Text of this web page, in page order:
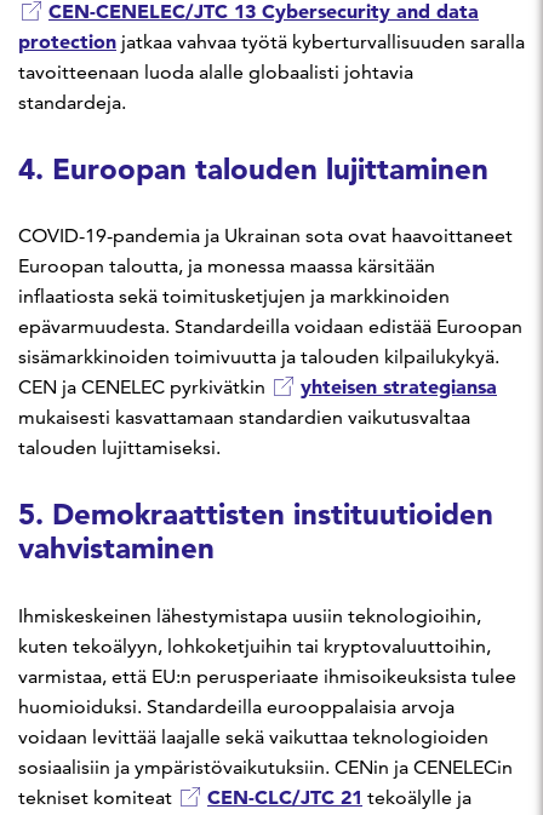
CEN-CENELEC/JTC 13 Cybersecurity and data
protection jatkaa vahvaa työtä kyberturvallisuuden saralla
tavoitteenaan luoda alalle globaalisti johtavia
standardeja.
4. Euroopan talouden lujittaminen
COVID-19-pandemia ja Ukrainan sota ovat haavoittaneet
Euroopan taloutta, ja monessa maassa kärsitään
inflaatiosta sekä toimitusketjujen ja markkinoiden
epävarmuudesta. Standardeilla voidaan edistää Euroopan
sisämarkkinoiden toimivuutta ja talouden kilpailukykyä.
CEN ja CENELEC pyrkivätkin
yhteisen strategiansa
mukaisesti kasvattamaan standardien vaikutusvaltaa
talouden lujittamiseksi.
5. Demokraattisten instituutioiden
vahvistaminen
Ihmiskeskeinen lähestymistapa uusiin teknologioihin,
kuten tekoälyyn, lohkoketjuihin tai kryptovaluuttoihin,
varmistaa, että EU:n perusperiaate ihmisoikeuksista tulee
huomioiduksi. Standardeilla eurooppalaisia arvoja
voidaan levittää laajalle sekä vaikuttaa teknologioiden
sosiaalisiin ja ympäristövaikutuksiin. CENin ja CENELECin
tekniset komiteat
CEN-CLC/JTC 21 tekoälylle ja